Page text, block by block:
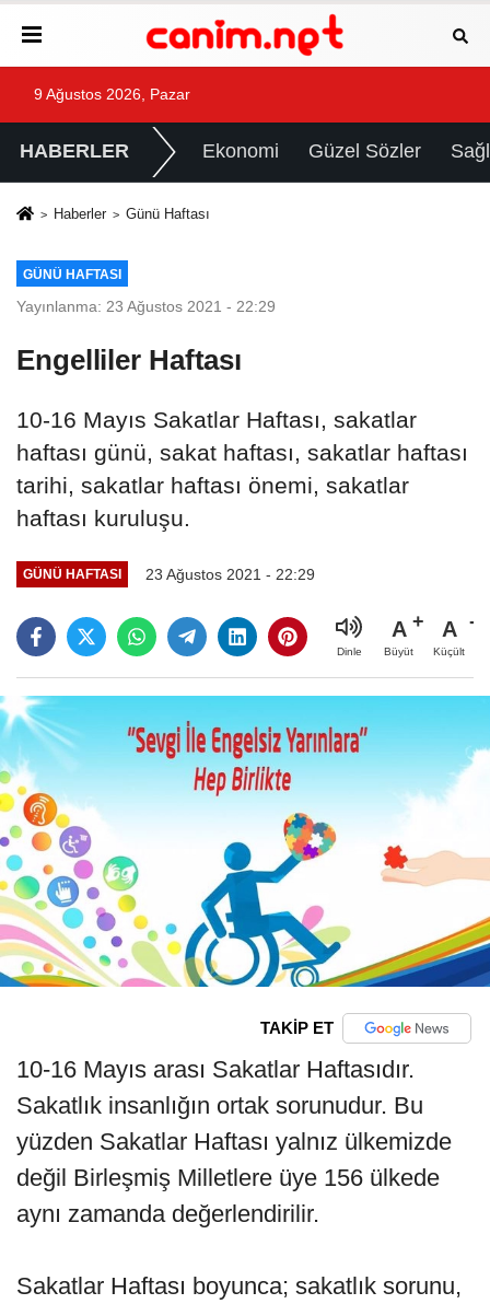
9 Ağustos 2026, Pazar
HABERLER Ekonomi Güzel Sözler
Haberler Günü Haftası
GÜNÜ HAFTASI
Yayınlanma: 23 Ağustos 2021 - 22:29
Engelliler Haftası
10-16 Mayıs Sakatlar Haftası, sakatlar
haftası günü, sakat haftası, sakatlar haftası
tarihi, sakatlar haftası önemi, sakatlar
haftası kuruluşu.
GÜNÜ HAFTASI 23 Ağustos 2021 - 22:29
Dinle
A
Büyüt
A
Küçült
TAKİP ET
10-16 Mayıs arası Sakatlar Haftasıdır.
Sakatlık insanlığın ortak sorunudur. Bu
yüzden Sakatlar Haftası yalnız ülkemizde
değil Birleşmiş Milletlere üye 156 ülkede
aynı zamanda değerlendirilir.
Sakatlar Haftası boyunca; sakatlık sorunu,